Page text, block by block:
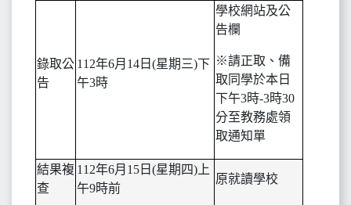
錄取公
告
112年6月14日(星期三)下
午3時
學校網站及公
告欄
※請正取、備
取同學於本日
下午3時-3時30
分至教務處領
取通知單
結果複
查
112年6月15日(星期四)上
午9時前
原就讀學校